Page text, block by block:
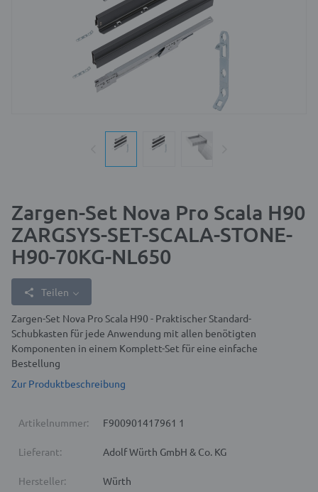
Zargen-Set Nova Pro Scala H90
ZARGSYS-SET-SCALA-STONE-
H90-70KG-NL650
Teilen
Zargen-Set Nova Pro Scala H90 - Praktischer Standard-
Schubkasten für jede Anwendung mit allen benötigten
Komponenten in einem Komplett-Set für eine einfache
Bestellung
Zur Produktbeschreibung
Artikelnummer: F900901417961 1
Lieferant: Adolf Würth GmbH & Co. KG
Hersteller: Würth